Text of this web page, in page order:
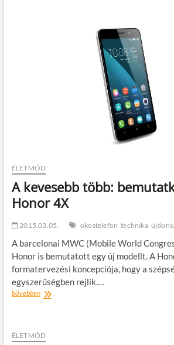
ÉLETMÓD
A kevesebb több:
Honor 4X
2015.03.05. okostelefon technika
A barcelonai MWC (Mobile World
Honor is bemutatott egy új modellt. A
formatervezési koncepciója, hogy a
egyszerűségben rejlik.…
bővebbenA
a
ÉLETMÓD